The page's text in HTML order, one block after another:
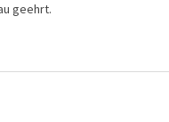
geehrt.